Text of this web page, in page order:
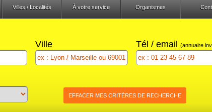
Villes / Localités À votre service Organismes
Ville Tél / email (annuaire
EFFACER MES CRITÈRES DE RECHERCHE